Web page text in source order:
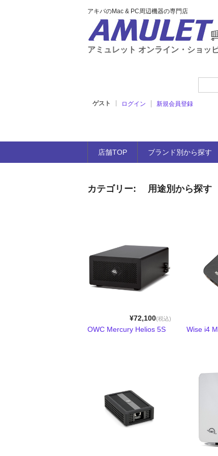
アキバのMac & PC周辺機器の専門店
アミュレット オンライン・ショッ
ゲスト ログイン 新規会員登録
店舗TOP ブランド別から探す
カテゴリー: 用途別から探す
¥72,100(税込)
OWC Mercury Helios 5S Wise i4